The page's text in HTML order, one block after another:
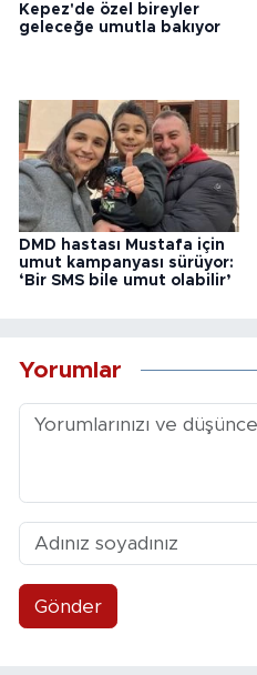
Kepez'de özel bireyler
geleceğe umutla bakıyor
DMD hastası Mustafa için
umut kampanyası sürüyor:
‘Bir SMS bile umut olabilir’
Yorumlar
Gönder